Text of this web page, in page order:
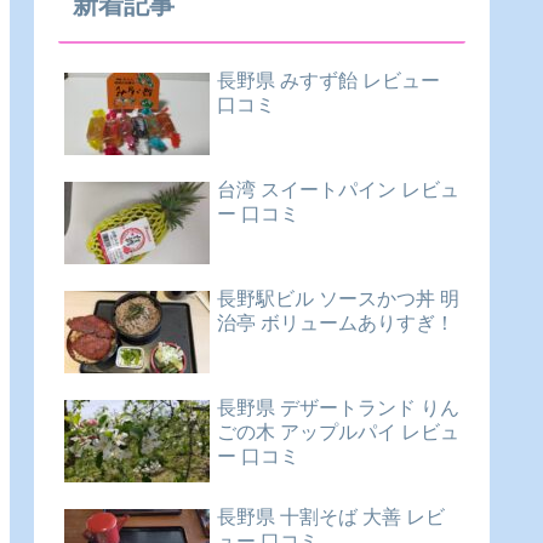
長野県 みすず飴 レビュー
口コミ
台湾 スイートパイン レビュ
ー 口コミ
長野駅ビル ソースかつ丼 明
治亭 ボリュームありすぎ！
長野県 デザートランド りん
ごの木 アップルパイ レビュ
ー 口コミ
長野県 十割そば 大善 レビ